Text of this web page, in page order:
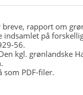
rapport om
indsamlet på
56.
kgl. grønlandske
som PDF-filer.